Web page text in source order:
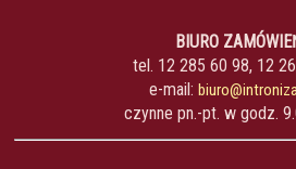
BIURO
tel. 12 285 60 98, 12
e-mail:
czynne pn.-pt. w godz.